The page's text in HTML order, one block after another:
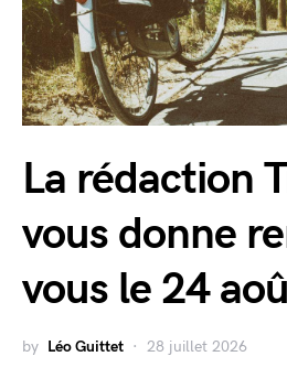
La rédaction
vous donne
vous le 24
by Léo Guittet 28 juillet 2026